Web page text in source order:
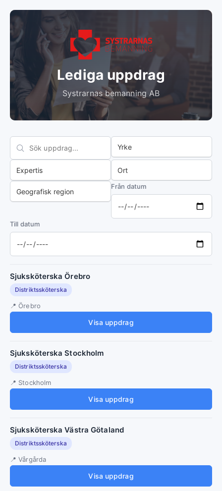
Lediga uppdrag
Systrarnas bemanning AB
Från datum
Till datum
Sjuksköterska Örebro
Distriktssköterska
Örebro
Visa uppdrag
Sjuksköterska Stockholm
Distriktssköterska
Stockholm
Visa uppdrag
Sjuksköterska Västra Götaland
Distriktssköterska
Vårgårda
Visa uppdrag